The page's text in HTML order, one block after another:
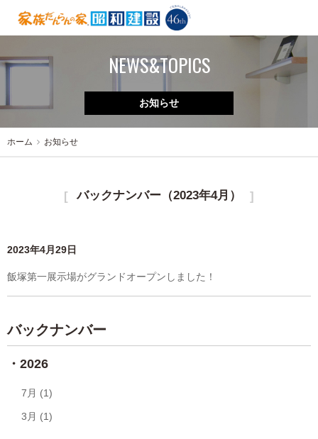
NEWS&TOPICS
お知らせ
ホーム お知らせ
バックナンバー（2023年4月）
2023年4月29日
飯塚第一展示場がグランドオープンしました！
バックナンバー
2026
7月 (1)
3月 (1)